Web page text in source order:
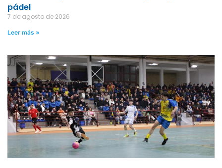
pádel
7 de agosto de 2026
Leer más »